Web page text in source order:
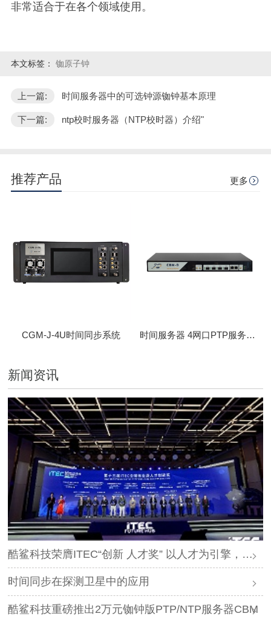
非常适合于在各个领域使用。
本文标签： 铷原子钟
上一篇: 时间服务器中的可选钟源铷钟基本原理
下一篇: ntp校时服务器（NTP校时器）介绍"
推荐产品 更多
CGM-J-4U时间同步系统 时间服务器 4网口PTP服务器 CBM-D-40
新闻资讯
酷鲨科技荣膺ITEC“创新 人才奖” 以人才为引擎，时空为基石，驱动智能未来
时间同步在探测卫星中的应用
酷鲨科技重磅推出2万元铷钟版PTP/NTP服务器CBM